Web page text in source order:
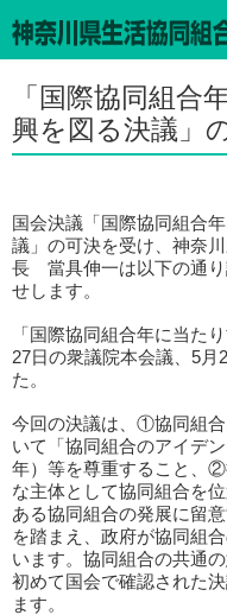
かながわCO-ネット通信
「国際協同組合
興を図る決議」
国会決議「国際協同組合
議」の可決を受け、神奈
長 當具伸一は以下の通り
せします。
「国際協同組合年に当た
27日の衆議院本会議、5月
た。
今回の決議は、①協同組
いて「協同組合のアイデ
年）等を尊重すること、
な主体として協同組合を
ある協同組合の発展に留
を踏まえ、政府が協同組
います。協同組合の共通
初めて国会で確認された
ます。